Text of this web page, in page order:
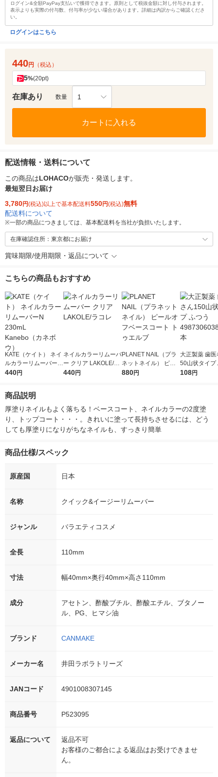
ログイン&全額PayPay支払いで獲得できます。原則として税抜金額に対し付与されます。
表示よりも実際の付与数、付与率が少ない場合があります。詳細は内訳からご確認くださ
い。
ログインはこちら
440円 （税込）
5%(20pt)
在庫あり 数量 1
カートに入れる
配送情報・送料について
この商品はLOHACOが販売・発送します。
最短翌日お届け
3,780円(税込)以上で基本配送料550円(税込)無料
配送料について
※一部の商品につきましては、基本配送料を当社が負担いたします。
在庫確認住所：東京都にお届け
賞味期限/使用期限・返品について
こちらの商品もおすすめ
KATE（ケイト） ネイ
ルカラーリムーバーN
230mL Kanebo（カネ
440円
ネイルカラーリムーバ
ー クリア LAKOLE/ラ
コレ
440円
PLANET NAIL（プラ
ネットネイル） ピー
ルオフベースコート
880円
大正製薬 歯
50山状タイプ
108円
商品説明
厚塗りネイルもよく落ちる！ベースコート、ネイルカラーの2度塗
り、トップコート・・・。きれいに塗って長持ちさせるには、どう
しても厚塗りになりがちなネイルも、すっきり簡単
商品仕様/スペック
原産国 日本
名称 クイック&イージーリムーバー
ジャンル バラエティコスメ
全長 110mm
寸法 幅40mm×奥行40mm×高さ110mm
成分
アセトン、酢酸ブチル、酢酸エチル、ブタノー
ル、PG、ヒマシ油
ブランド CANMAKE
メーカー名 井田ラボラトリーズ
JANコード 4901008307145
商品番号 P523095
返品について
返品不可
お客様のご都合による返品はお受けできませ
ん。